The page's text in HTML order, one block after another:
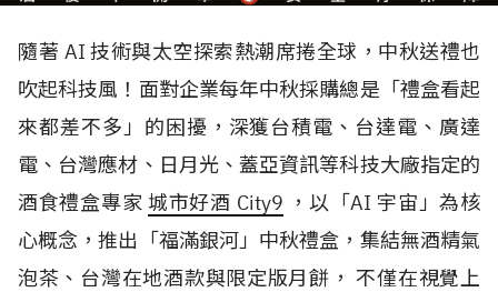
隨著 AI 技術與太空探索熱潮席捲全球，中秋送禮也
吹起科技風！面對企業每年中秋採購總是「禮盒看起
來都差不多」的困擾，深獲台積電、台達電、廣達
電、台灣應材、日月光、蓋亞資訊等科技大廠指定的
酒食禮盒專家 城市好酒 City9 ，以「AI 宇宙」為核
心概念，推出「福滿銀河」中秋禮盒，集結無酒精氣
泡茶、台灣在地酒款與限定版月餅， 不僅在視覺上